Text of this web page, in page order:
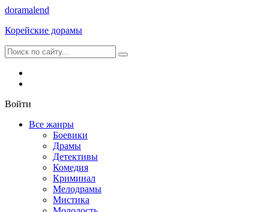
doramalend
Корейские дорамы
Войти
Все жанры
Боевики
Драмы
Детективы
Комедия
Криминал
Мелодрамы
Мистика